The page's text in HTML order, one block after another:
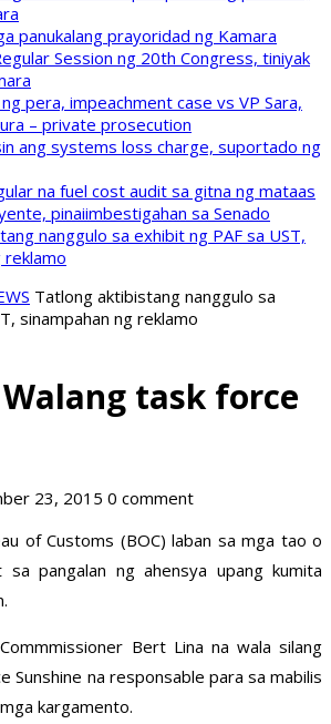
panukalang prayoridad ng Kamara
Session ng 20th Congress, tiniyak
pera, impeachment case vs VP Sara,
– private prosecution
ang systems loss charge, suportado ng
na fuel cost audit sa gitna ng mataas
pinaiimbestigahan sa Senado
nanggulo sa exhibit ng PAF sa UST,
reklamo
Tatlong aktibistang nanggulo sa
sinampahan ng reklamo
task force
23, 2015 0 comment
of Customs (BOC) laban sa mga tao o
sa pangalan ng ahensya upang kumita
Bert Lina na wala silang
Sunshine na responsable para sa mabilis
kargamento.